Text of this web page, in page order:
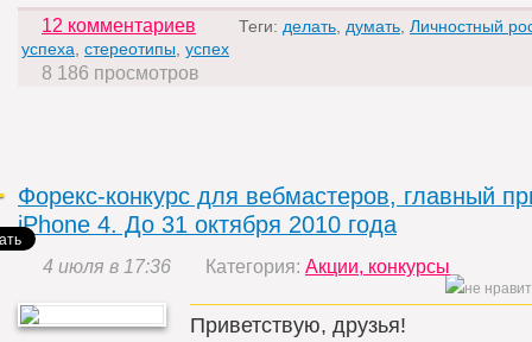
12 комментариев Теги: делать думать Личностный
успеха стереотипы успех
8 186 просмотров
Форекс-конкурс для вебмастеров, главный
iPhone 4. До 31 октября 2010 года
4 июля в 17:36 Категория: Акции, конкурсы
Приветствую, друзья!